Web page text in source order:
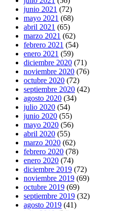
junio 2021 (72)
mayo 2021 (68)
abril 2021 (65)
marzo 2021 (62)
febrero 2021 (54)
enero 2021 (59)
diciembre 2020 (71)
noviembre 2020 (76)
octubre 2020 (72)
septiembre 2020 (42)
agosto 2020 (34)
julio 2020 (54)
junio 2020 (55)
mayo 2020 (56)
abril 2020 (55)
marzo 2020 (62)
febrero 2020 (78)
enero 2020 (74)
diciembre 2019 (72)
noviembre 2019 (69)
octubre 2019 (69)
septiembre 2019 (32)
agosto 2019 (41)